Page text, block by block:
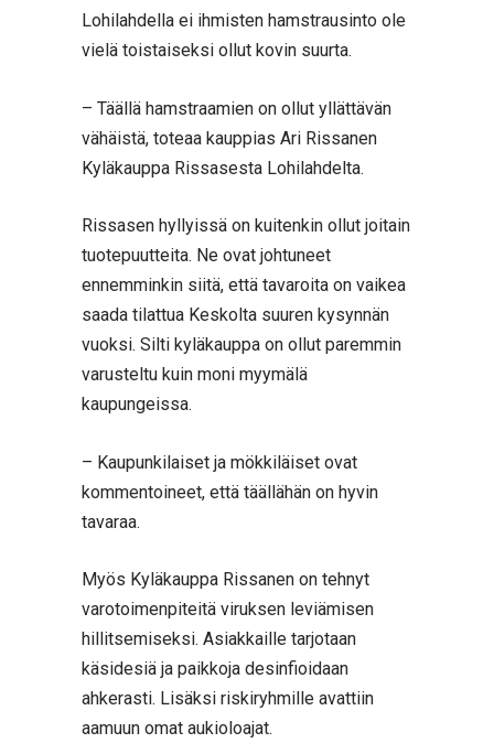
Lohilahdella ei ihmisten hamstrausinto ole
vielä toistaiseksi ollut kovin suurta.
– Täällä hamstraamien on ollut yllättävän
vähäistä, toteaa kauppias Ari Rissanen
Kyläkauppa Rissasesta Lohilahdelta.
Rissasen hyllyissä on kuitenkin ollut joitain
tuotepuutteita. Ne ovat johtuneet
ennemminkin siitä, että tavaroita on vaikea
saada tilattua Keskolta suuren kysynnän
vuoksi. Silti kyläkauppa on ollut paremmin
varusteltu kuin moni myymälä
kaupungeissa.
– Kaupunkilaiset ja mökkiläiset ovat
kommentoineet, että täällähän on hyvin
tavaraa.
Myös Kyläkauppa Rissanen on tehnyt
varotoimenpiteitä viruksen leviämisen
hillitsemiseksi. Asiakkaille tarjotaan
käsidesiä ja paikkoja desinfioidaan
ahkerasti. Lisäksi riskiryhmille avattiin
aamuun omat aukioloajat.